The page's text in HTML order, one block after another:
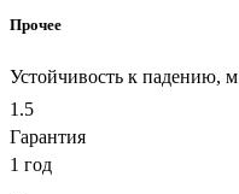
Прочее
Устойчивость к падению, м
1.5
Гарантия
1 год